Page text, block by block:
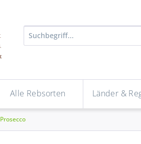
Alle Rebsorten Länder &
Prosecco